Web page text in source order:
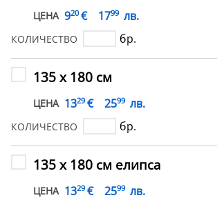
ЦЕНА 920 € 1799 лв.
КОЛИЧЕСТВО бр.
135 х 180 см
ЦЕНА 1329 € 2599 лв.
КОЛИЧЕСТВО бр.
135 х 180 см елипса
ЦЕНА 1329 € 2599 лв.